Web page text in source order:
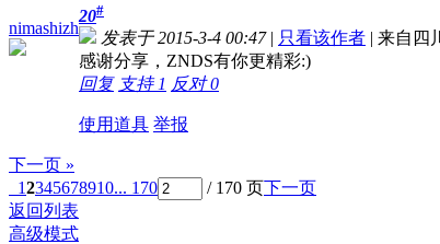
nimashizh
20#
发表于 2015-3-4 00:47 | 只看该作者 | 来自四川
感谢分享，ZNDS有你更精彩:)
回复 支持 1 反对0
使用道具 举报
下一页 »
12345678910... 170 / 170 页下一页
返回列表
高级模式